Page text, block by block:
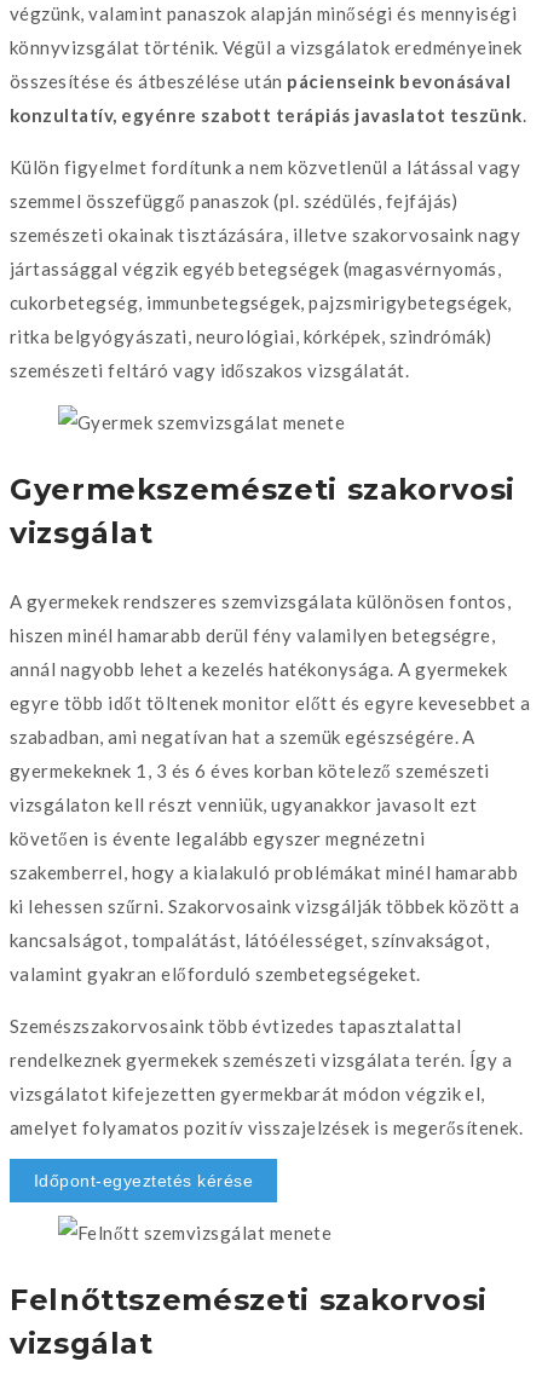
végzünk, valamint panaszok alapján minőségi és mennyiségi
könnyvizsgálat történik. Végül a vizsgálatok eredményeinek
összesítése és átbeszélése után pácienseink bevonásával
konzultatív, egyénre szabott terápiás javaslatot teszünk.
Külön figyelmet fordítunk a nem közvetlenül a látással vagy
szemmel összefüggő panaszok (pl. szédülés, fejfájás)
szemészeti okainak tisztázására, illetve szakorvosaink nagy
jártassággal végzik egyéb betegségek (magasvérnyomás,
cukorbetegség, immunbetegségek, pajzsmirigybetegségek,
ritka belgyógyászati, neurológiai, kórképek, szindrómák)
szemészeti feltáró vagy időszakos vizsgálatát.
Gyermekszemészeti szakorvosi
vizsgálat
A gyermekek rendszeres szemvizsgálata különösen fontos,
hiszen minél hamarabb derül fény valamilyen betegségre,
annál nagyobb lehet a kezelés hatékonysága. A gyermekek
egyre több időt töltenek monitor előtt és egyre kevesebbet a
szabadban, ami negatívan hat a szemük egészségére. A
gyermekeknek 1, 3 és 6 éves korban kötelező szemészeti
vizsgálaton kell részt venniük, ugyanakkor javasolt ezt
követően is évente legalább egyszer megnézetni
szakemberrel, hogy a kialakuló problémákat minél hamarabb
ki lehessen szűrni. Szakorvosaink vizsgálják többek között a
kancsalságot, tompalátást, látóélességet, színvakságot,
valamint gyakran előforduló szembetegségeket.
Szemészszakorvosaink több évtizedes tapasztalattal
rendelkeznek gyermekek szemészeti vizsgálata terén. Így a
vizsgálatot kifejezetten gyermekbarát módon végzik el,
amelyet folyamatos pozitív visszajelzések is megerősítenek.
Időpont-egyeztetés kérése
Felnőttszemészeti szakorvosi
vizsgálat